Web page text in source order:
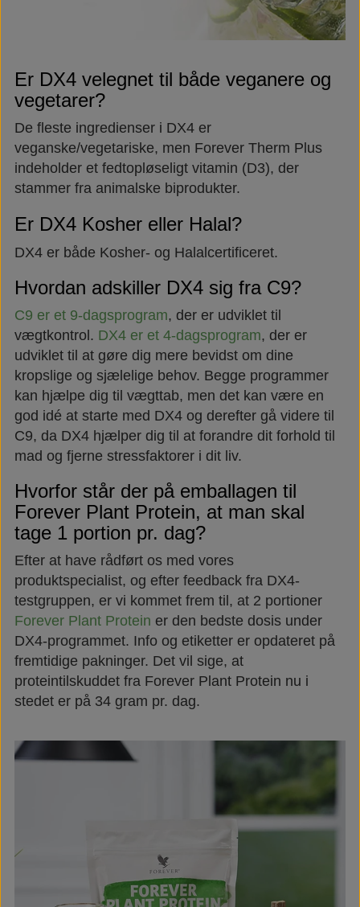
Er DX4 velegnet til både veganere og
vegetarer?
De fleste ingredienser i DX4 er
veganske/vegetariske, men Forever Therm Plus
indeholder et fedtopløseligt vitamin (D3), der
stammer fra animalske biprodukter.
Er DX4 Kosher eller Halal?
DX4 er både Kosher- og Halalcertificeret.
Hvordan adskiller DX4 sig fra C9?
C9 er et 9-dagsprogram, der er udviklet til
vægtkontrol. DX4 er et 4-dagsprogram, der er
udviklet til at gøre dig mere bevidst om dine
kropslige og sjælelige behov. Begge programmer
kan hjælpe dig til vægttab, men det kan være en
god idé at starte med DX4 og derefter gå videre til
C9, da DX4 hjælper dig til at forandre dit forhold til
mad og fjerne stressfaktorer i dit liv.
Hvorfor står der på emballagen til
Forever Plant Protein, at man skal
tage 1 portion pr. dag?
Efter at have rådført os med vores
produktspecialist, og efter feedback fra DX4-
testgruppen, er vi kommet frem til, at 2 portioner
Forever Plant Protein er den bedste dosis under
DX4-programmet. Info og etiketter er opdateret på
fremtidige pakninger. Det vil sige, at
proteintilskuddet fra Forever Plant Protein nu i
stedet er på 34 gram pr. dag.